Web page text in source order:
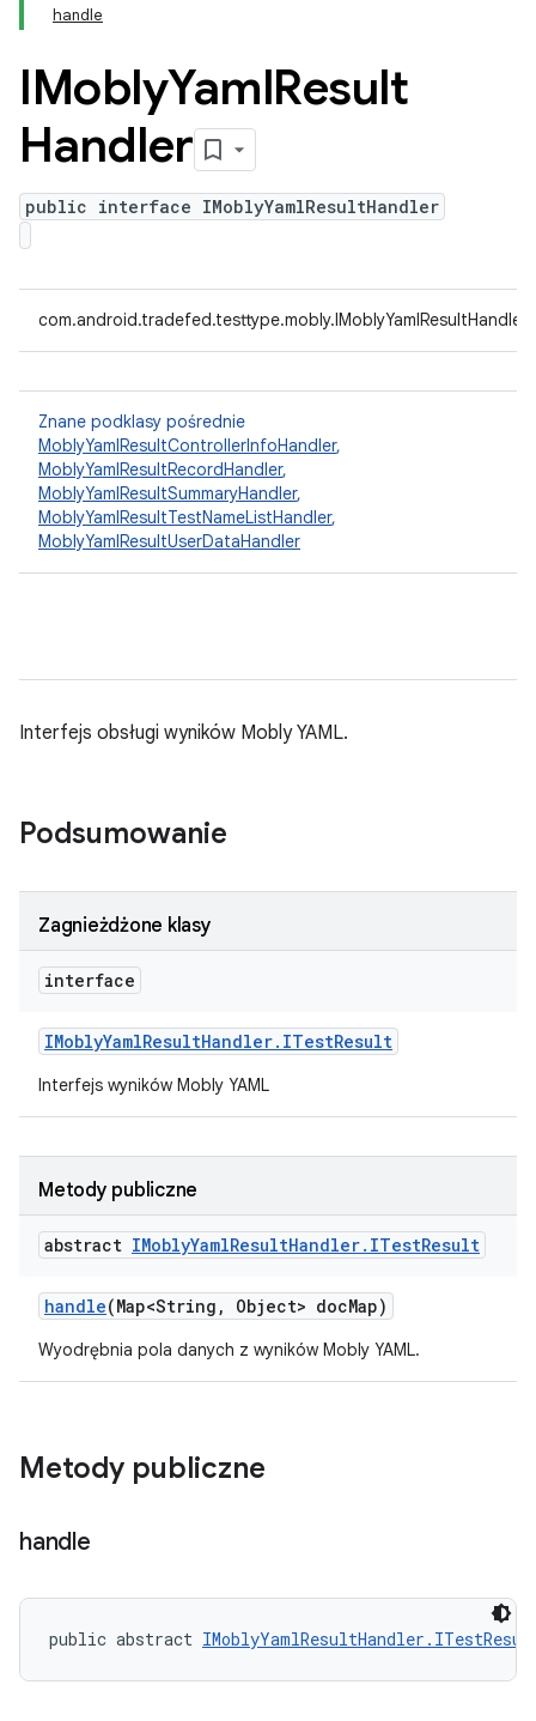
handle
IMoblyYamlResult
Handler
public interface IMoblyYamlResultHandler
com.android.tradefed.testtype.mobly.IMoblyYamlResultHandler
Znane podklasy pośrednie
MoblyYamlResultControllerInfoHandler,
MoblyYamlResultRecordHandler,
MoblyYamlResultSummaryHandler,
MoblyYamlResultTestNameListHandler,
MoblyYamlResultUserDataHandler
Interfejs obsługi wyników Mobly YAML.
Podsumowanie
Zagnieżdżone klasy
interface
IMoblyYamlResultHandler. ITestResult
Interfejs wyników Mobly YAML
Metody publiczne
abstract IMoblyYamlResultHandler. ITestResult
handle(Map<String , Object> docMap)
Wyodrębnia pola danych z wyników Mobly YAML.
Metody publiczne
handle
public abstract